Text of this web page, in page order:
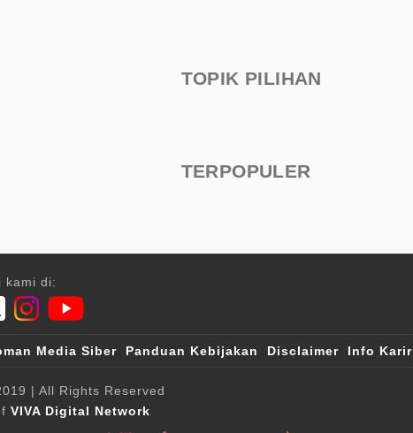
TOPIK PILIHAN
TERPOPULER
kami di:
Media Siber Panduan Kebijakan Disclaimer Info Karir
| All Rights Reserved
VIVA Digital Network